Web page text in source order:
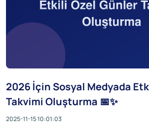
2026 İçin Sosyal Medyada
Takvimi Oluşturma 📅✨
2025-11-15 10:01:03